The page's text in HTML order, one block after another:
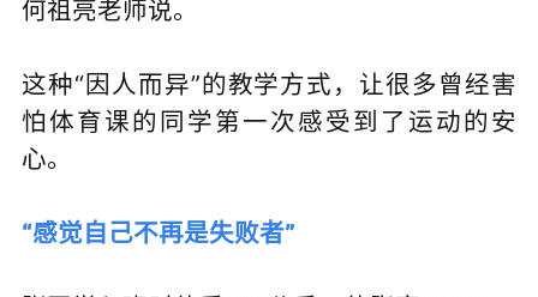
何祖亮老师说。
这种“因人而异”的教学方式，让很多曾经害
怕体育课的同学第一次感受到了运动的安
心。
“感觉自己不再是失败者”